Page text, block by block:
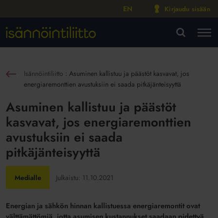
EN Kirjaudu sisään
Isännöintiliitto :Asuminen kallistuu ja päästöt kasvavat, jos
energiaremonttien avustuksiin ei saada pitkäjänteisyyttä
Asuminen kallistuu ja päästöt
kasvavat, jos energiaremonttien
avustuksiin ei saada
pitkäjänteisyyttä
Medialle Julkaistu: 11.10.2021
Energian ja sähkön hinnan kallistuessa energiaremontit ovat